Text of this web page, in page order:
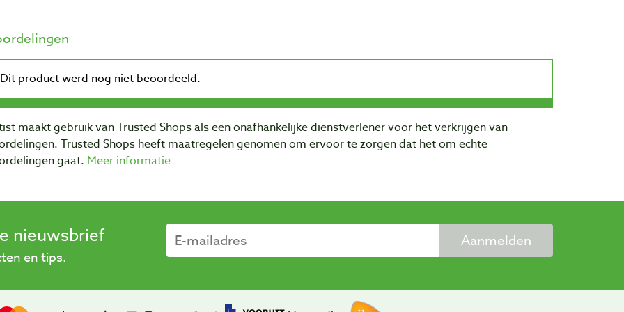
maakt gebruik van Trusted Shops als een onafhankelijke dienstverlener voor het verkrijgen van
Trusted Shops heeft maatregelen genomen om ervoor te zorgen dat het om echte
gaat. Meer informatie
nieuwsbrief
en tips.
Aanmelden